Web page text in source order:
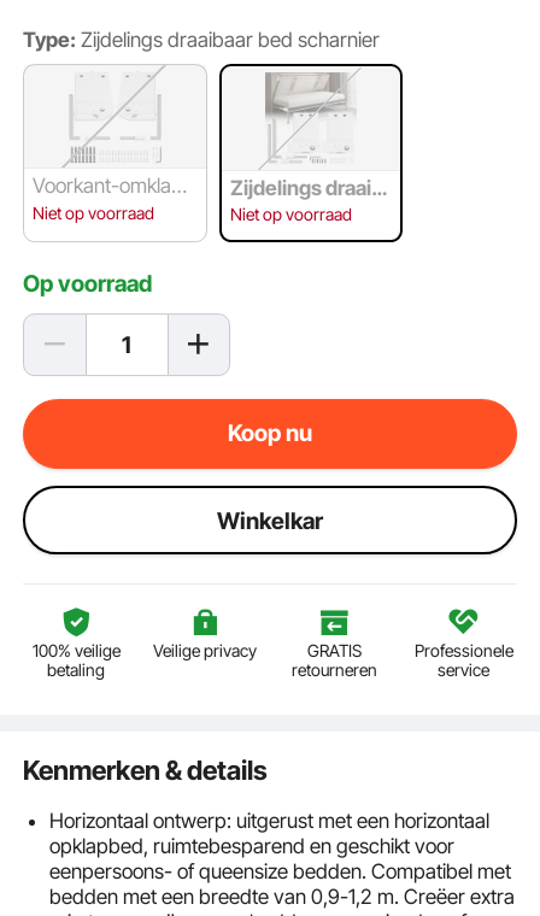
Type: Zijdelings draaibaar bed scharnier
Voorkant-omklapb
aar bed scharnier
Niet op voorraad
Zijdelings draaib
aar bed scharnier
Niet op voorraad
Op voorraad
Koop nu
Winkelkar
100% veilige
betaling
Veilige privacy
GRATIS
retourneren
Professionele
service
Kenmerken & details
Horizontaal ontwerp: uitgerust met een horizontaal
opklapbed, ruimtebesparend en geschikt voor
eenpersoons- of queensize bedden. Compatibel met
bedden met een breedte van 0,9-1,2 m. Creëer extra